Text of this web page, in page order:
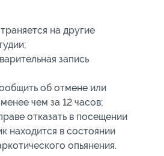
на другие
запись
об отмене или
чем за 12 часов;
отказать в посещении
находится в состоянии
опьянения.